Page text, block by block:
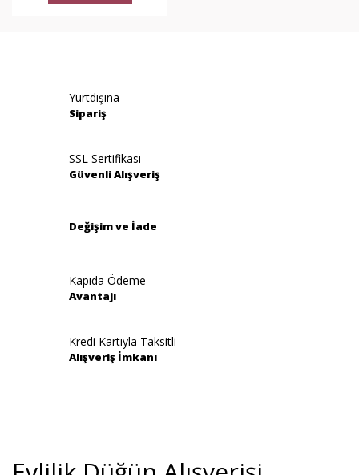
Yurtdışına
Sipariş
SSL Sertifikası
Güvenli Alışveriş
Değişim ve İade
Kapıda Ödeme
Avantajı
Kredi Kartıyla Taksitli
Alışveriş İmkanı